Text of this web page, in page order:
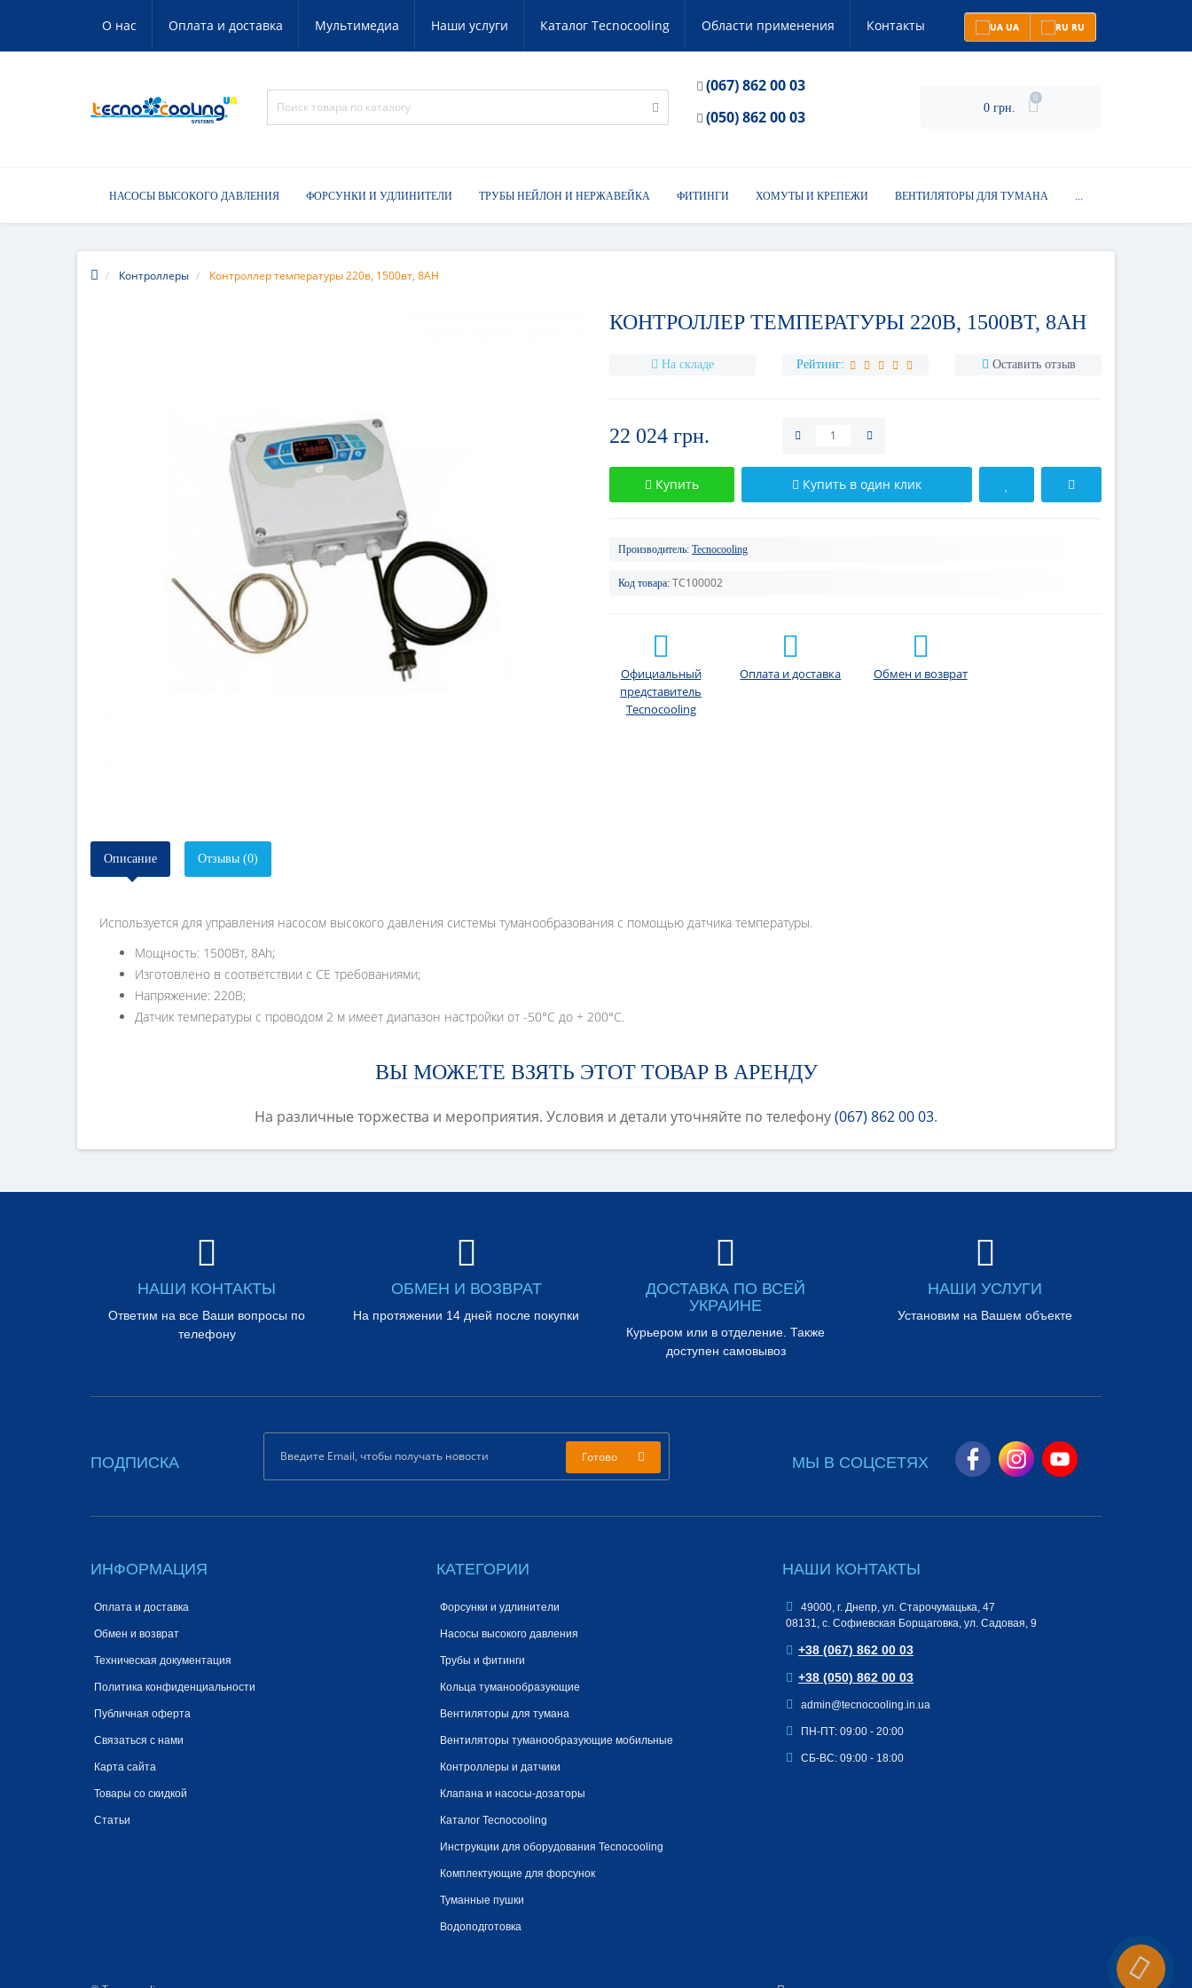
О нас Оплата и доставка Мультимедиа Наши услуги Каталог Tecnocooling Области применения Контакты UA RU
(067) 862 00 03
(050) 862 00 03
0 грн.
0
НАСОСЫ ВЫСОКОГО ДАВЛЕНИЯ ФОРСУНКИ И УДЛИНИТЕЛИ ТРУБЫ НЕЙЛОН И НЕРЖАВЕЙКА ФИТИНГИ ХОМУТЫ И КРЕПЕЖИ ВЕНТИЛЯТОРЫ ДЛЯ ТУМАНА ...
Контроллеры Контроллер температуры 220в, 1500вт, 8AH
КОНТРОЛЛЕР ТЕМПЕРАТУРЫ 220В, 1500ВТ, 8AH
На складе Рейтинг: Оставить отзыв
22 024 грн.
Купить Купить в один клик
Производитель: Tecnocooling
Код товара: TC100002
Официальный
представитель
Tecnocooling
Оплата и доставка Обмен и возврат
Описание Отзывы (0)
Используется для управления насосом высокого давления системы туманообразования с помощью датчика температуры.
Мощность: 1500Вт, 8Аh;
Изготовлено в соответствии с СЕ требованиями;
Напряжение: 220В;
Датчик температуры с проводом 2 м имеет диапазон настройки от -50°С до + 200°С.
ВЫ МОЖЕТЕ ВЗЯТЬ ЭТОТ ТОВАР В АРЕНДУ
На различные торжества и мероприятия. Условия и детали уточняйте по телефону(067) 862 00 03.
НАШИ КОНТАКТЫ
Ответим на все Ваши вопросы по
телефону
ОБМЕН И ВОЗВРАТ
На протяжении 14 дней после покупки
ДОСТАВКА ПО ВСЕЙ
УКРАИНЕ
Курьером или в отделение. Также
доступен самовывоз
НАШИ УСЛУГИ
Установим на Вашем объекте
ПОДПИСКА Готово МЫ В СОЦСЕТЯХ
ИНФОРМАЦИЯ
Оплата и доставка
Обмен и возврат
Техническая документация
Политика конфиденциальности
Публичная оферта
Связаться с нами
Карта сайта
Товары со скидкой
Статьи
КАТЕГОРИИ
Форсунки и удлинители
Насосы высокого давления
Трубы и фитинги
Кольца туманообразующие
Вентиляторы для тумана
Вентиляторы туманообразующие мобильные
Контроллеры и датчики
Клапана и насосы-дозаторы
Каталог Tecnocooling
Инструкции для оборудования Tecnocooling
Комплектующие для форсунок
Туманные пушки
Водоподготовка
НАШИ КОНТАКТЫ
49000, г. Днепр, ул. Старочумацька, 47
08131, с. Софиевская Борщаговка, ул. Садовая, 9
+38 (067) 862 00 03
+38 (050) 862 00 03
admin@tecnocooling.in.ua
ПН-ПТ: 09:00 - 20:00
СБ-ВС: 09:00 - 18:00